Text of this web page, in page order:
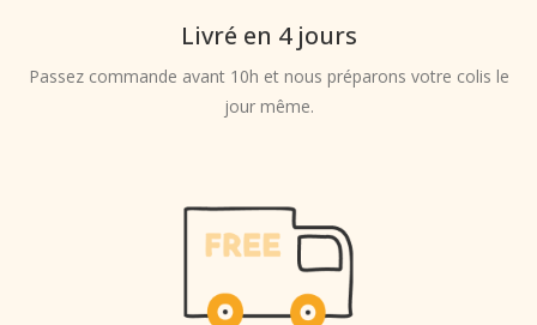
Livré en 4 jours
Passez commande avant 10h et nous préparons votre colis le
jour même.